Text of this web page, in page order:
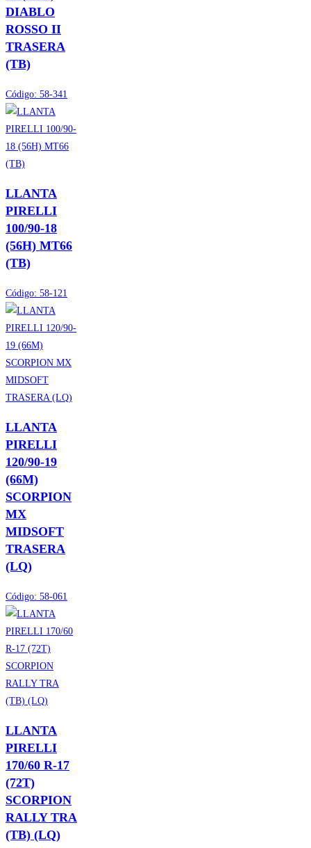
DIABLO
ROSSO II
TRASERA
(TB)
Código: 58-341
LLANTA
PIRELLI
100/90-18
(56H) MT66
(TB)
Código: 58-121
LLANTA
PIRELLI
120/90-19
(66M)
SCORPION
MX
MIDSOFT
TRASERA
(LQ)
Código: 58-061
LLANTA
PIRELLI
170/60 R-17
(72T)
SCORPION
RALLY TRA
(TB) (LQ)